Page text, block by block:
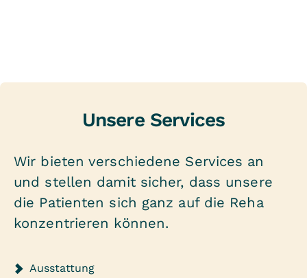
Unsere Services
Wir bieten verschiedene Services an
und stellen damit sicher, dass unsere
die Patienten sich ganz auf die Reha
konzentrieren können.
Ausstattung